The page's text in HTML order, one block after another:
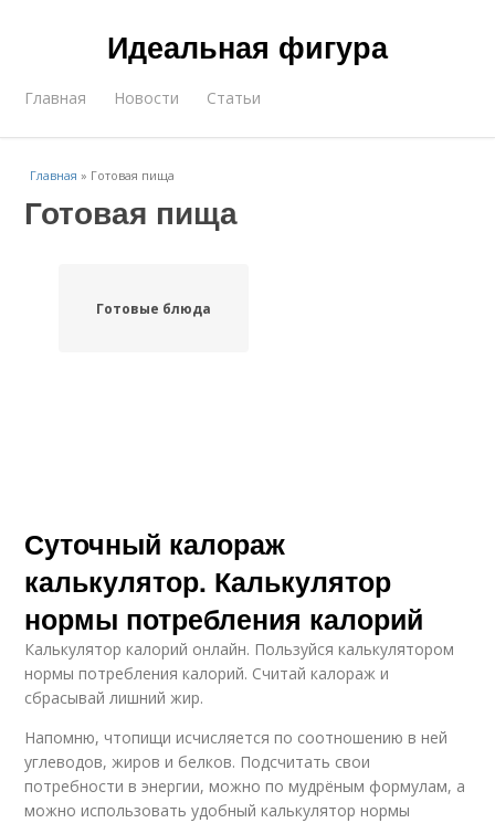
Идеальная фигура
Главная Новости Статьи
Главная » Готовая пища
Готовая пища
Готовые блюда
Суточный калораж
калькулятор. Калькулятор
нормы потребления калорий
Калькулятор калорий онлайн. Пользуйся калькулятором
нормы потребления калорий. Считай калораж и
сбрасывай лишний жир.
Напомню, чтопищи исчисляется по соотношению в ней
углеводов, жиров и белков. Подсчитать свои
потребности в энергии, можно по мудрёным формулам, а
можно использовать удобный калькулятор нормы